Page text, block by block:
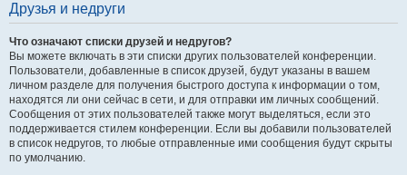
Друзья и недруги
Что означают списки друзей и недругов?
Вы можете включать в эти списки других пользователей конференции.
Пользователи, добавленные в список друзей, будут указаны в вашем
личном разделе для получения быстрого доступа к информации о том,
находятся ли они сейчас в сети, и для отправки им личных сообщений.
Сообщения от этих пользователей также могут выделяться, если это
поддерживается стилем конференции. Если вы добавили пользователей
в список недругов, то любые отправленные ими сообщения будут скрыты
по умолчанию.